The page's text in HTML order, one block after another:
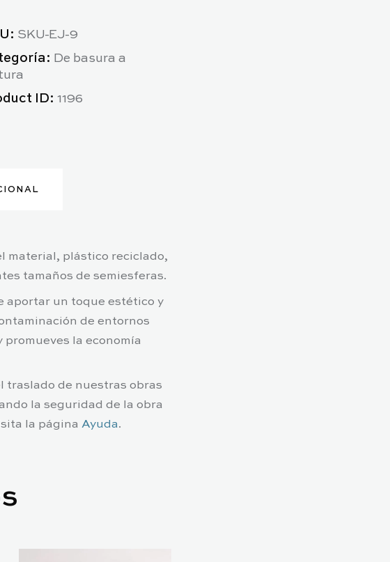
SKU-EJ-9
De basura a
ID: 1196
material, plástico reciclado,
tamaños de semiesferas.
aportar un toque estético y
de entornos
la economía
traslado de nuestras obras
la seguridad de la obra
la página Ayuda.